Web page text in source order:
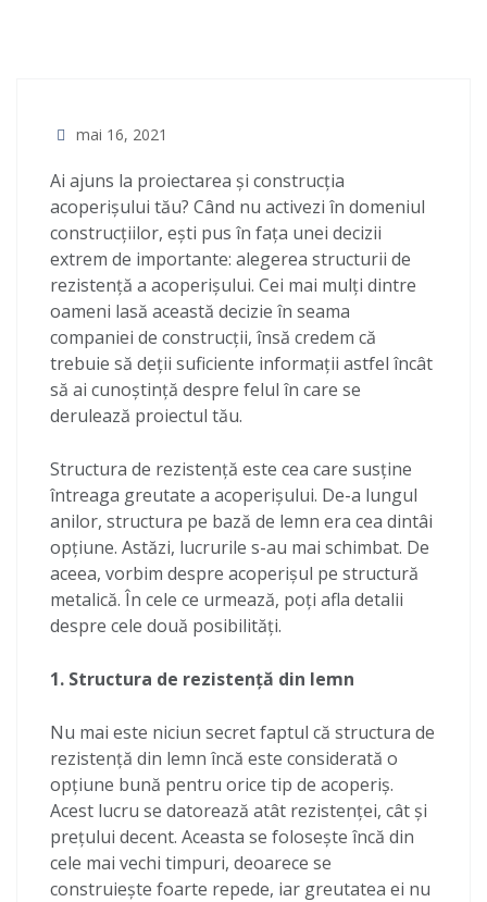
mai 16, 2021
Ai ajuns la proiectarea și construcția
acoperișului tău? Când nu activezi în domeniul
construcțiilor, ești pus în fața unei decizii
extrem de importante: alegerea structurii de
rezistență a acoperișului. Cei mai mulți dintre
oameni lasă această decizie în seama
companiei de construcții, însă credem că
trebuie să deții suficiente informații astfel încât
să ai cunoștință despre felul în care se
derulează proiectul tău.
Structura de rezistență este cea care susține
întreaga greutate a acoperișului. De-a lungul
anilor, structura pe bază de lemn era cea dintâi
opțiune. Astăzi, lucrurile s-au mai schimbat. De
aceea, vorbim despre acoperișul pe structură
metalică. În cele ce urmează, poți afla detalii
despre cele două posibilități.
1. Structura de rezistență din lemn
Nu mai este niciun secret faptul că structura de
rezistență din lemn încă este considerată o
opțiune bună pentru orice tip de acoperiș.
Acest lucru se datorează atât rezistenței, cât și
prețului decent. Aceasta se folosește încă din
cele mai vechi timpuri, deoarece se
construiește foarte repede, iar greutatea ei nu